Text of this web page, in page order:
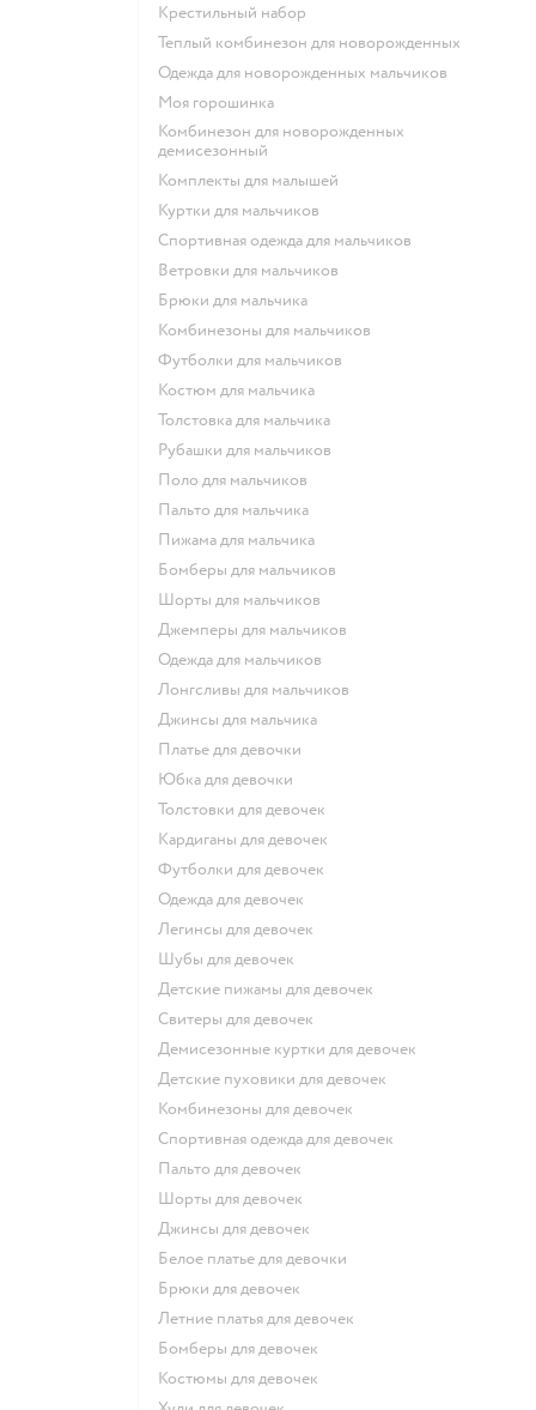
Крестильный набор
Теплый комбинезон для новорожденных
Одежда для новорожденных мальчиков
Моя горошинка
Комбинезон для новорожденных
демисезонный
Комплекты для малышей
Куртки для мальчиков
Спортивная одежда для мальчиков
Ветровки для мальчиков
Брюки для мальчика
Комбинезоны для мальчиков
Футболки для мальчиков
Костюм для мальчика
Толстовка для мальчика
Рубашки для мальчиков
Поло для мальчиков
Пальто для мальчика
Пижама для мальчика
Бомберы для мальчиков
Шорты для мальчиков
Джемперы для мальчиков
Одежда для мальчиков
Лонгсливы для мальчиков
Джинсы для мальчика
Платье для девочки
Юбка для девочки
Толстовки для девочек
Кардиганы для девочек
Футболки для девочек
Одежда для девочек
Легинсы для девочек
Шубы для девочек
Детские пижамы для девочек
Свитеры для девочек
Демисезонные куртки для девочек
Детские пуховики для девочек
Комбинезоны для девочек
Спортивная одежда для девочек
Пальто для девочек
Шорты для девочек
Джинсы для девочек
Белое платье для девочки
Брюки для девочек
Летние платья для девочек
Бомберы для девочек
Костюмы для девочек